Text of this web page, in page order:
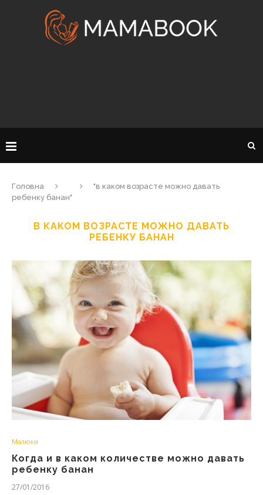
Головна
"в каком возрасте можно давать
ребенку банан"
В КАКОМ ВОЗРАСТЕ МОЖНО ДАВАТЬ
РЕБЕНКУ БАНАН
Малюки
Когда и в каком количестве можно давать
ребенку банан
27/01/2016